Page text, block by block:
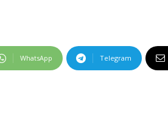
WhatsApp Telegram